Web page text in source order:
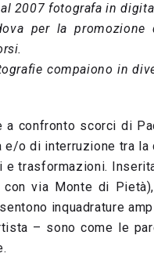
2007 fotografa in
per la promozione
compaiono in
a confronto scorci di
o di interruzione tra
e trasformazioni.
con via Monte di
inquadrature
– sono come le